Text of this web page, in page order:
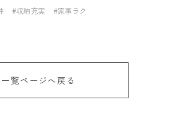
#収納充実 #家事ラク
一覧ページへ戻る